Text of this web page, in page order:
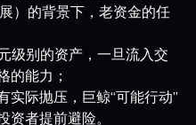
）的背景下，老资金的任
级别的资产，一旦流入交
的能力；
实际抛压，巨鲸“可能行动”
者提前避险。